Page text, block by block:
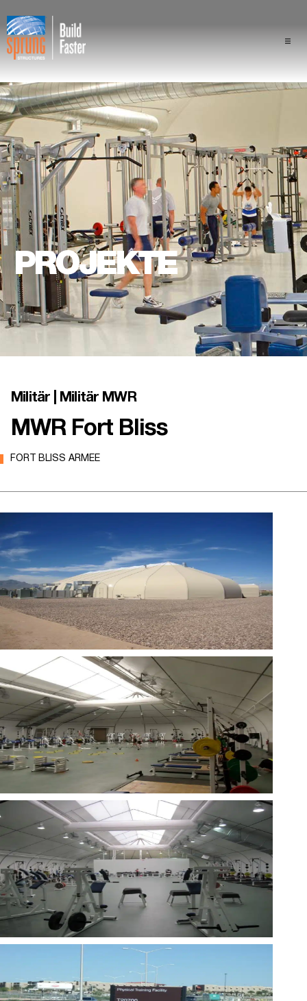
Branchen
Komponenten
Sprung Vorteil
Fachleute
Über uns
PROJEKTE
Militär | Militär MWR
MWR Fort Bliss
FORT BLISS ARMEE